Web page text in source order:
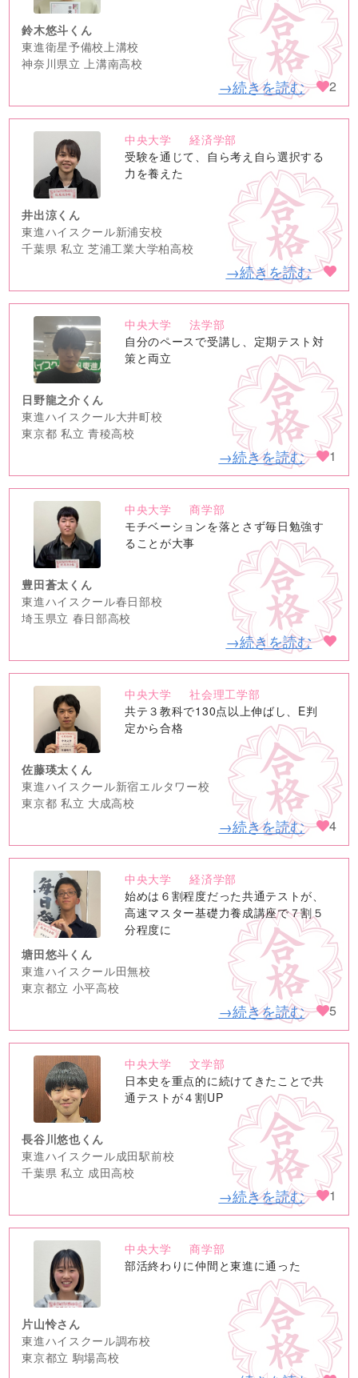
鈴木悠斗くん
東進衛星予備校上溝校
神奈川県立 上溝南高校
→続きを読む 2
no
image
中央大学
経済学部
受験を通じて、自ら考え自ら選択する
力を養えた
井出涼くん
東進ハイスクール新浦安校
千葉県 私立 芝浦工業大学柏高校
→続きを読む
no
image
中央大学
法学部
自分のペースで受講し、定期テスト対
策と両立
日野龍之介くん
東進ハイスクール大井町校
東京都 私立 青稜高校
→続きを読む 1
no
image
中央大学
商学部
モチベーションを落とさず毎日勉強す
ることが大事
豊田蒼太くん
東進ハイスクール春日部校
埼玉県立 春日部高校
→続きを読む
no
image
中央大学
社会理工学部
共テ３教科で130点以上伸ばし、E判
定から合格
佐藤瑛太くん
東進ハイスクール新宿エルタワー校
東京都 私立 大成高校
→続きを読む 4
no
image
中央大学
経済学部
始めは６割程度だった共通テストが、
高速マスター基礎力養成講座で７割５
分程度に
塘田悠斗くん
東進ハイスクール田無校
東京都立 小平高校
→続きを読む 5
no
image
中央大学
文学部
日本史を重点的に続けてきたことで共
通テストが４割UP
長谷川悠也くん
東進ハイスクール成田駅前校
千葉県 私立 成田高校
→続きを読む 1
no
image
中央大学
商学部
部活終わりに仲間と東進に通った
片山怜さん
東進ハイスクール調布校
東京都立 駒場高校